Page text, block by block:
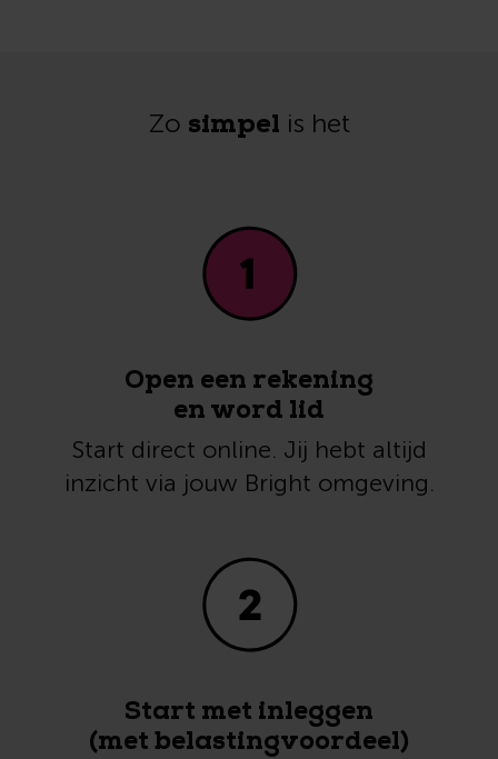
Zo simpel is het
Open een rekening
en word lid
Start direct online. Jij hebt altijd
inzicht via jouw Bright omgeving.
Start met inleggen
(met belastingvoordeel)